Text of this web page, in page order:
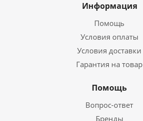
Информация
Помощь
Условия оплаты
Условия доставки
Гарантия на товар
Помощь
Вопрос-ответ
Бренды